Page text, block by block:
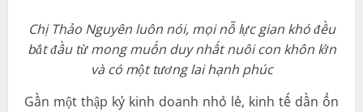
Chị Thảo Nguyên luôn nói, mọi nỗ lực gian khó đều
bắt đầu từ mong muốn duy nhất nuôi con khôn lớn
và có một tương lai hạnh phúc
Gần một thập kỷ kinh doanh nhỏ lẻ, kinh tế dần ổn